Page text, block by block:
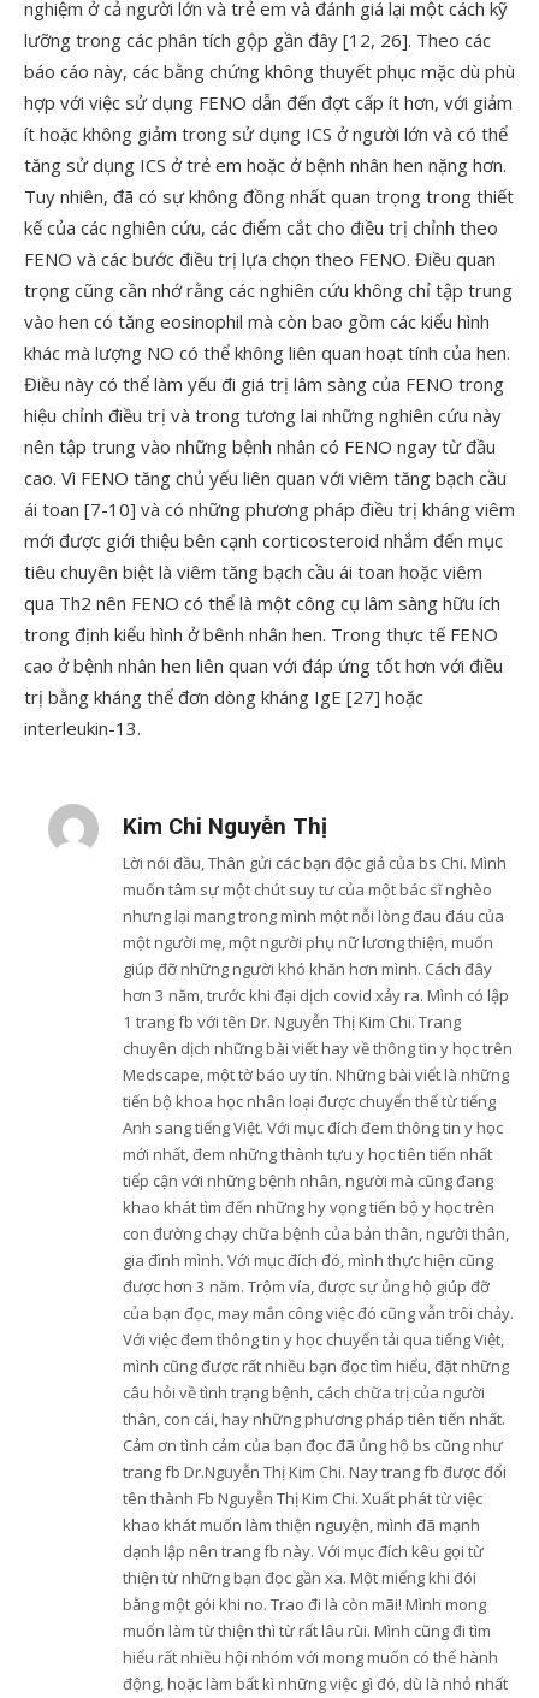
nghiệm ở cả người lớn và trẻ em và đánh giá lại một cách kỹ
lưỡng trong các phân tích gộp gần đây [12, 26]. Theo các
báo cáo này, các bằng chứng không thuyết phục mặc dù phù
hợp với việc sử dụng FENO dẫn đến đợt cấp ít hơn, với giảm
ít hoặc không giảm trong sử dụng ICS ở người lớn và có thể
tăng sử dụng ICS ở trẻ em hoặc ở bệnh nhân hen nặng hơn.
Tuy nhiên, đã có sự không đồng nhất quan trọng trong thiết
kế của các nghiên cứu, các điểm cắt cho điều trị chỉnh theo
FENO và các bước điều trị lựa chọn theo FENO. Điều quan
trọng cũng cần nhớ rằng các nghiên cứu không chỉ tập trung
vào hen có tăng eosinophil mà còn bao gồm các kiểu hình
khác mà lượng NO có thể không liên quan hoạt tính của hen.
Điều này có thể làm yếu đi giá trị lâm sàng của FENO trong
hiệu chỉnh điều trị và trong tương lai những nghiên cứu này
nên tập trung vào những bệnh nhân có FENO ngay từ đầu
cao. Vì FENO tăng chủ yếu liên quan với viêm tăng bạch cầu
ái toan [7-10] và có những phương pháp điều trị kháng viêm
mới được giới thiệu bên cạnh corticosteroid nhắm đến mục
tiêu chuyên biệt là viêm tăng bạch cầu ái toan hoặc viêm
qua Th2 nên FENO có thể là một công cụ lâm sàng hữu ích
trong định kiểu hình ở bênh nhân hen. Trong thực tế FENO
cao ở bệnh nhân hen liên quan với đáp ứng tốt hơn với điều
trị bằng kháng thể đơn dòng kháng IgE [27] hoặc
interleukin-13.
Kim Chi Nguyễn Thị
Lời nói đầu, Thân gửi các bạn độc giả của bs Chi. Mình
muốn tâm sự một chút suy tư của một bác sĩ nghèo
nhưng lại mang trong mình một nỗi lòng đau đáu của
một người mẹ, một người phụ nữ lương thiện, muốn
giúp đỡ những người khó khăn hơn mình. Cách đây
hơn 3 năm, trước khi đại dịch covid xảy ra. Mình có lập
1 trang fb với tên Dr. Nguyễn Thị Kim Chi. Trang
chuyên dịch những bài viết hay về thông tin y học trên
Medscape, một tờ báo uy tín. Những bài viết là những
tiến bộ khoa học nhân loại được chuyển thể từ tiếng
Anh sang tiếng Việt. Với mục đích đem thông tin y học
mới nhất, đem những thành tựu y học tiên tiến nhất
tiếp cận với những bệnh nhân, người mà cũng đang
khao khát tìm đến những hy vọng tiến bộ y học trên
con đường chạy chữa bệnh của bản thân, người thân,
gia đình mình. Với mục đích đó, mình thực hiện cũng
được hơn 3 năm. Trộm vía, được sự ủng hộ giúp đỡ
của bạn đọc, may mắn công việc đó cũng vẫn trôi chảy.
Với việc đem thông tin y học chuyển tải qua tiếng Việt,
mình cũng được rất nhiều bạn đọc tìm hiểu, đặt những
câu hỏi về tình trạng bệnh, cách chữa trị của người
thân, con cái, hay những phương pháp tiên tiến nhất.
Cảm ơn tình cảm của bạn đọc đã ủng hộ bs cũng như
trang fb Dr.Nguyễn Thị Kim Chi. Nay trang fb được đổi
tên thành Fb Nguyễn Thị Kim Chi. Xuất phát từ việc
khao khát muốn làm thiện nguyện, mình đã mạnh
dạnh lập nên trang fb này. Với mục đích kêu gọi từ
thiện từ những bạn đọc gần xa. Một miếng khi đói
bằng một gói khi no. Trao đi là còn mãi! Mình mong
muốn làm từ thiện thì từ rất lâu rùi. Mình cũng đi tìm
hiểu rất nhiều hội nhóm với mong muốn có thể hành
động, hoặc làm bất kì những việc gì đó, dù là nhỏ nhất